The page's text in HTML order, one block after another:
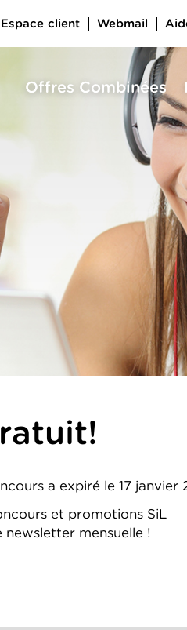
a expiré le 17 janvier
et promotions SiL
newsletter mensuelle !
Offres Combinées
Espace client Webmail